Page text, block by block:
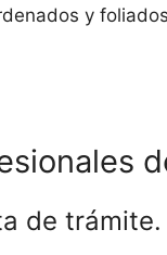
y
de trámite.